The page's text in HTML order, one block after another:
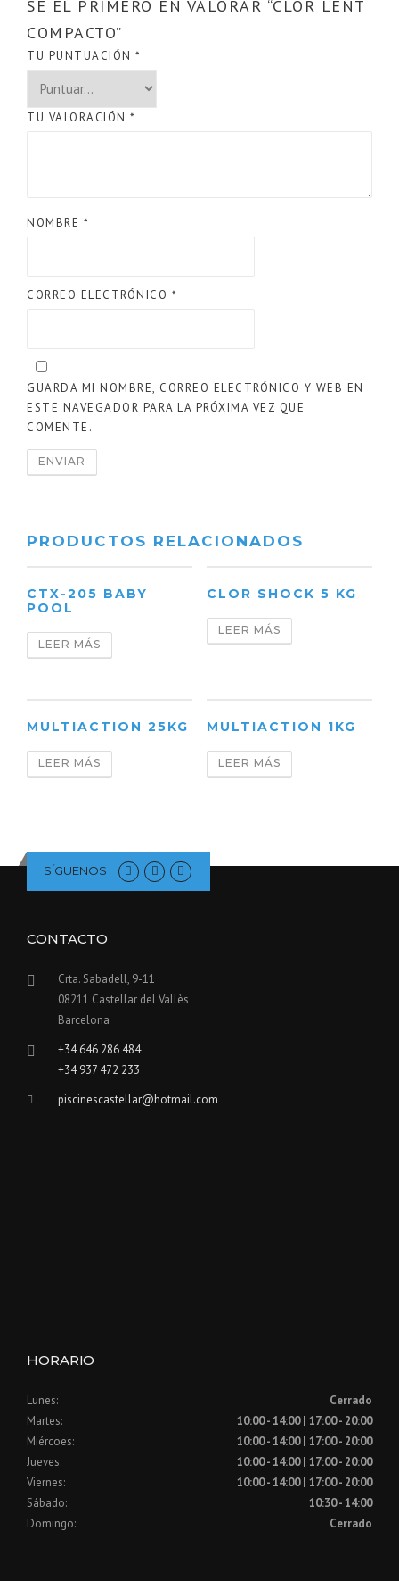
SÉ EL PRIMERO EN VALORAR “CLOR LENT
COMPACTO”
TU PUNTUACIÓN *
TU VALORACIÓN *
NOMBRE *
CORREO ELECTRÓNICO *
GUARDA MI NOMBRE, CORREO ELECTRÓNICO Y WEB EN
ESTE NAVEGADOR PARA LA PRÓXIMA VEZ QUE
COMENTE.
PRODUCTOS RELACIONADOS
CTX-205 BABY
POOL
LEER MÁS
CLOR SHOCK 5 KG
LEER MÁS
MULTIACTION 25KG
LEER MÁS
MULTIACTION 1KG
LEER MÁS
SÍGUENOS
CONTACTO
Crta. Sabadell, 9-11
08211 Castellar del Vallès
Barcelona
+34 646 286 484
+34 937 472 233
piscinescastellar@hotmail.com
HORARIO
Lunes:
Cerrado
Martes:
10:00 - 14:00 | 17:00 - 20:00
Miércoes:
10:00 - 14:00 | 17:00 - 20:00
Jueves:
10:00 - 14:00 | 17:00 - 20:00
Viernes:
10:00 - 14:00 | 17:00 - 20:00
Sábado:
10:30 - 14:00
Domingo:
Cerrado